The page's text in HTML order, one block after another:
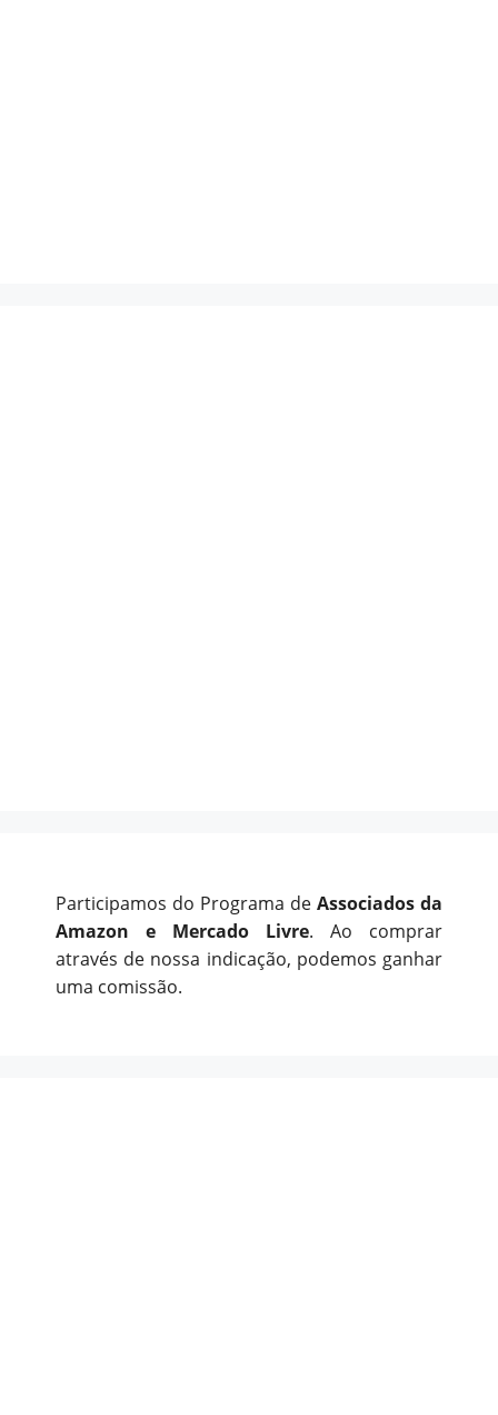
Participamos do Programa de Associados da
Amazon e Mercado Livre. Ao comprar
através de nossa indicação, podemos ganhar
uma comissão.